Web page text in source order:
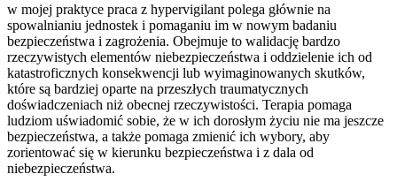
w mojej praktyce praca z hypervigilant polega głównie na
spowalnianiu jednostek i pomaganiu im w nowym badaniu
bezpieczeństwa i zagrożenia. Obejmuje to walidację bardzo
rzeczywistych elementów niebezpieczeństwa i oddzielenie ich od
katastroficznych konsekwencji lub wyimaginowanych skutków,
które są bardziej oparte na przeszłych traumatycznych
doświadczeniach niż obecnej rzeczywistości. Terapia pomaga
ludziom uświadomić sobie, że w ich dorosłym życiu nie ma jeszcze
bezpieczeństwa, a także pomaga zmienić ich wybory, aby
zorientować się w kierunku bezpieczeństwa i z dala od
niebezpieczeństwa.